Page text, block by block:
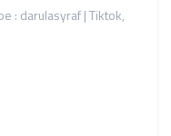
: darulasyraf | Tiktok,